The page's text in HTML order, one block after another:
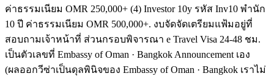
ค่าธรรมเนียม OMR 250,000+ (4) Investor 10y รหัส Inv10 พำนัก
10 ปี ค่าธรรมเนียม OMR 500,000+. งบจัดจัดเตรียมแฟ้มอยู่ที่
สอบถามเจ้าหน้าที่ ส่วนกรอบพิจารณา e Travel Visa 24-48 ชม.
เป็นตัวเลขที่ Embassy of Oman · Bangkok Announcement เอง
(ผลออกวีซ่าเป็นดุลพินิจของ Embassy of Oman · Bangkok เราไม่